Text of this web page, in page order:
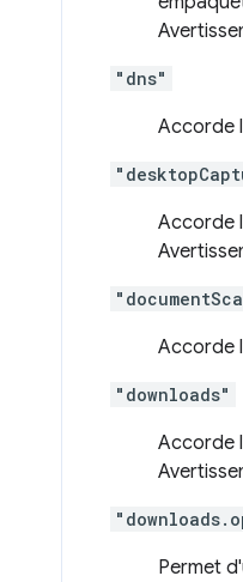
"dns"
Accorde
Accorde
Accorde
"downloads"
Accorde
Permet